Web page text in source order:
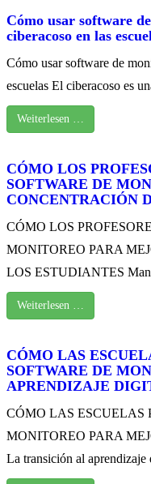
Cómo usar software
ciberacoso en las
Cómo usar software de
escuelas El ciberacoso es
Weiterlesen …
CÓMO LOS
SOFTWARE DE
CONCENTRACIÓN
CÓMO LOS
MONITOREO PARA
LOS ESTUDIANTES
Weiterlesen …
CÓMO LAS
SOFTWARE DE
APRENDIZAJE
CÓMO LAS ESCUELAS
MONITOREO PARA
La transición al